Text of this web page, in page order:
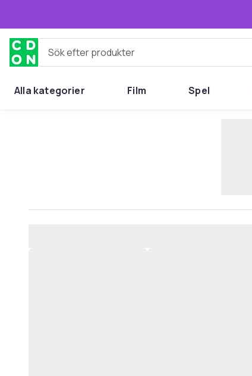
Sök efter produkter
Alla kategorier Film Spel